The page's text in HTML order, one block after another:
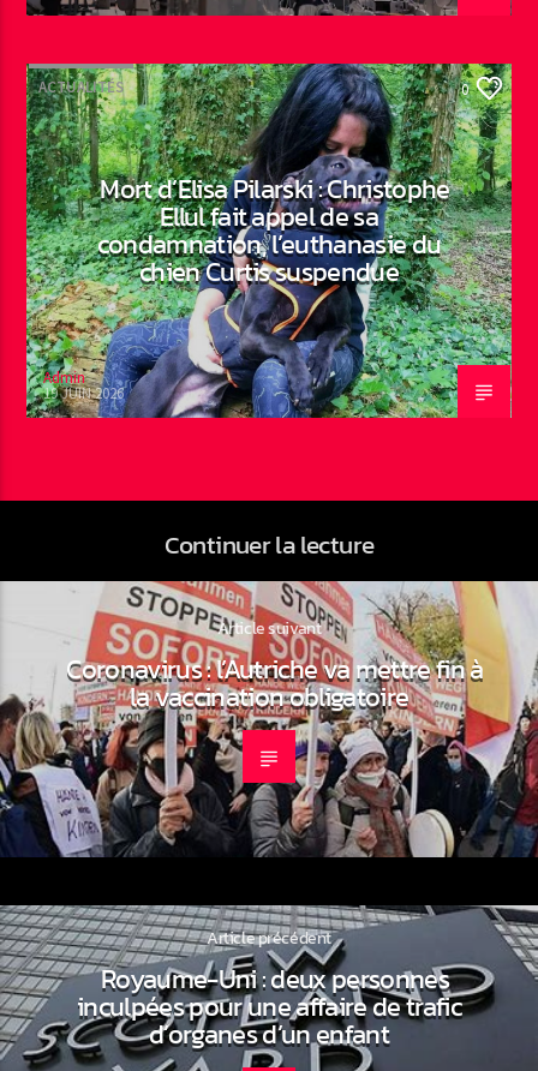
ACTUALITÉS 0
Mort d’Elisa Pilarski : Christophe
Ellul fait appel de sa
condamnation, l’euthanasie du
chien Curtis suspendue
Admin
19 JUIN 2026
Continuer la lecture
Article suivant
Coronavirus : l’Autriche va mettre fin à
la vaccination obligatoire
Article précédent
Royaume-Uni : deux personnes
inculpées pour une affaire de trafic
d’organes d’un enfant